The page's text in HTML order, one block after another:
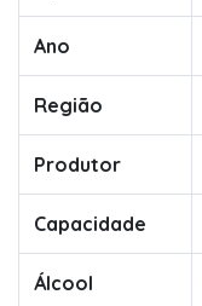
Ano
Região
Produtor
Capacidade
Álcool